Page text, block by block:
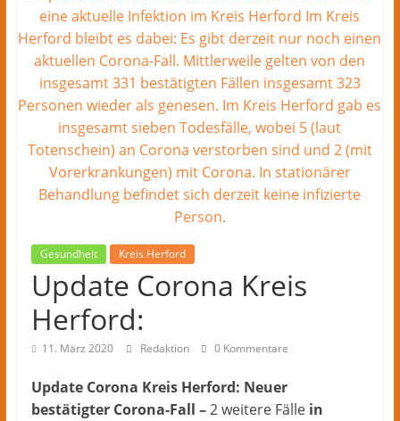
und
Kultur
aus
Herford
und
Herford
lokale
und
mehr
aus
Herford
Kreis
Gesundheit Kreis Herford
Update Corona Kreis
Herford:
11. März 2020 Redaktion 0 Kommentare
Update Corona Kreis Herford: Neuer
bestätigter Corona-Fall –2 weitere Fällein